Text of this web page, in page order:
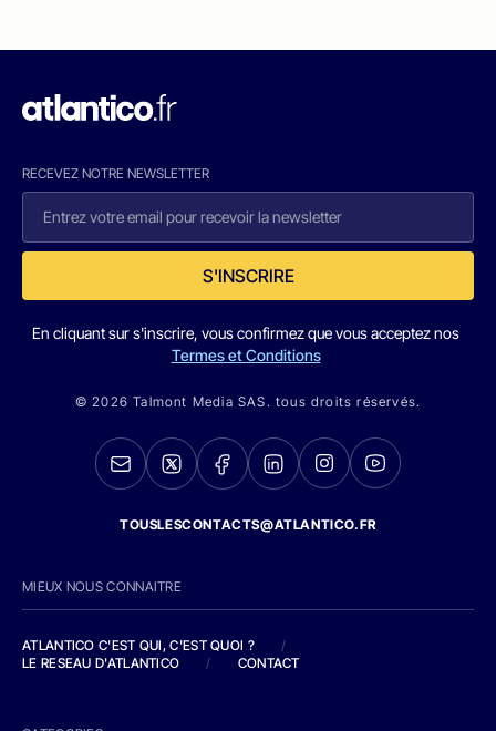
RECEVEZ NOTRE NEWSLETTER
S'INSCRIRE
En cliquant sur s'inscrire, vous confirmez que vous acceptez nos
Termes et Conditions
© 2026 Talmont Media SAS. tous droits réservés.
TOUSLESCONTACTS@ATLANTICO.FR
MIEUX NOUS CONNAITRE
ATLANTICO C'EST QUI, C'EST QUOI ?
/
LE RESEAU D'ATLANTICO
/ CONTACT